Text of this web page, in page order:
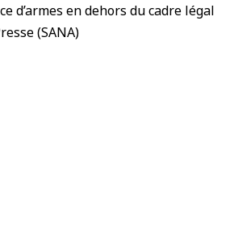
d’armes en dehors du cadre légal